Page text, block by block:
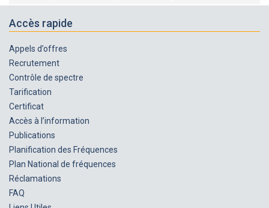
Accès rapide
Appels d’offres
Recrutement
Contrôle de spectre
Tarification
Certificat
Accès à l’information
Publications
Planification des Fréquences
Plan National de fréquences
Réclamations
FAQ